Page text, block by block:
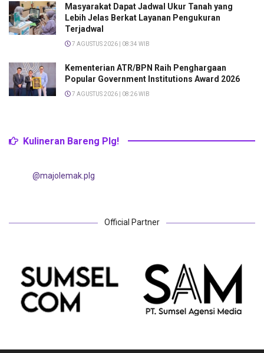
Masyarakat Dapat Jadwal Ukur Tanah yang
Lebih Jelas Berkat Layanan Pengukuran
Terjadwal
7 AGUSTUS 2026 | 08:34 WIB
Kementerian ATR/BPN Raih Penghargaan
Popular Government Institutions Award 2026
7 AGUSTUS 2026 | 08:26 WIB
Kulineran Bareng Plg!
@majolemak.plg
Official Partner